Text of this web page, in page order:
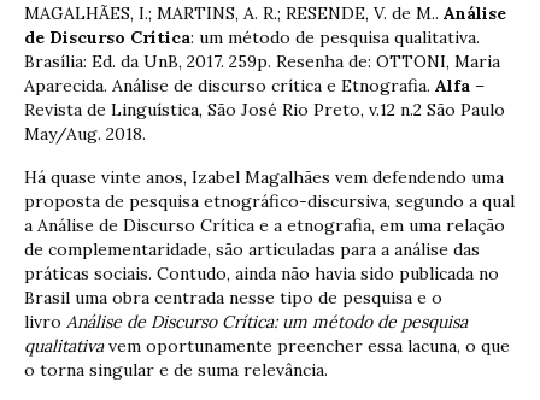
MAGALHÃES, I.; MARTINS, A. R.; RESENDE, V. de M.. Análise
de Discurso Crítica: um método de pesquisa qualitativa.
Brasília: Ed. da UnB, 2017. 259p. Resenha de: OTTONI, Maria
Aparecida. Análise de discurso crítica e Etnografia. Alfa –
Revista de Linguística, São José Rio Preto, v.12 n.2 São Paulo
May/Aug. 2018.
Há quase vinte anos, Izabel Magalhães vem defendendo uma
proposta de pesquisa etnográfico-discursiva, segundo a qual
a Análise de Discurso Crítica e a etnografia, em uma relação
de complementaridade, são articuladas para a análise das
práticas sociais. Contudo, ainda não havia sido publicada no
Brasil uma obra centrada nesse tipo de pesquisa e o
livro Análise de Discurso Crítica: um método de pesquisa
qualitativavem oportunamente preencher essa lacuna, o que
o torna singular e de suma relevância.